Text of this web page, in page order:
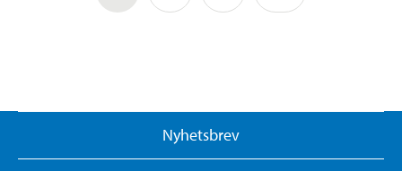
Nyhetsbrev